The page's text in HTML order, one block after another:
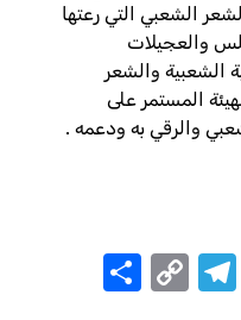
الشعبي التي رعتها
والعجيلات
والشعر
المستمر على
والرقي به ودعمه .
Messenger
Telegram
Copy